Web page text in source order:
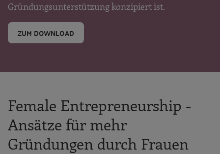
Gründungsunterstützung konzipiert ist.
ZUM DOWNLOAD
Female Entrepreneurship -
Ansätze für mehr
Gründungen durch Frauen